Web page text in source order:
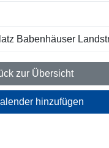
Babenhäuser
zur Übersicht
hinzufügen